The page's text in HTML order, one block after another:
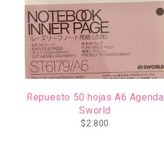
Repuesto 50 hojas A6 Agenda
Sworld
$2.800